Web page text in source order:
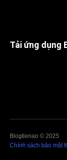
Tải ứng dụng
Blogtienao © 2025
Chính sách bảo mật